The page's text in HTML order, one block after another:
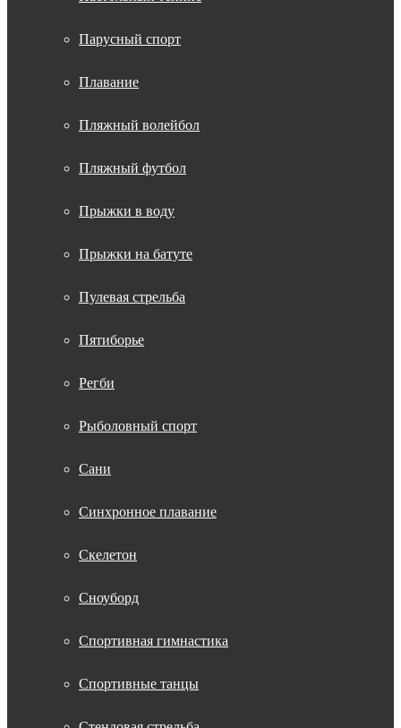
Парусный спорт
Плавание
Пляжный волейбол
Пляжный футбол
Прыжки в воду
Прыжки на батуте
Пулевая стрельба
Пятиборье
Регби
Рыболовный спорт
Сани
Синхронное плавание
Скелетон
Сноуборд
Спортивная гимнастика
Спортивные танцы